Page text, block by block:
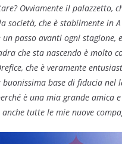
Ovviamente il
che è stabilmente in
passo avanti ogni
che sta nascendo è molto
che è veramente
base di fiducia nel
è una mia grande amica
tutte le mie nuove